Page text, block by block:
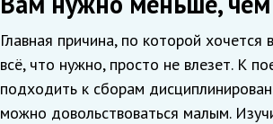
Главная причина, по которой
всё, что нужно, просто не влезет. К
подходить к сборам
можно довольствоваться малым.